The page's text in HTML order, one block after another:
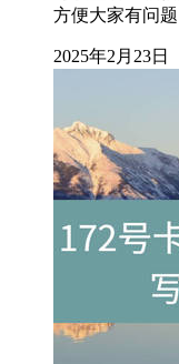
方便大家有问
2025年2月23日